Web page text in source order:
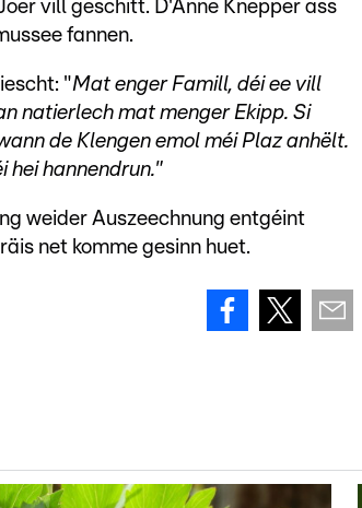
vill geschitt. D'Anne Knepper ass
fannen.
"Mat enger Famill, déi ee vill
natierlech mat menger Ekipp. Si
de Klengen emol méi Plaz anhëlt.
hei hannendrun."
weider Auszeechnung entgéint
net komme gesinn huet.